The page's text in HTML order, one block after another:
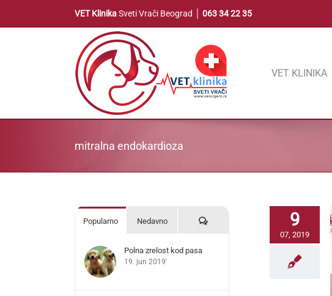
content
VET KlinikaSveti Vrači Beograd │ 063 34 22 35
VET KLINIKA
mitralna endokardioza
9
07, 2019
Popularno Nedavno Komentari
Polna zrelost kod pasa
19. jun 2019'